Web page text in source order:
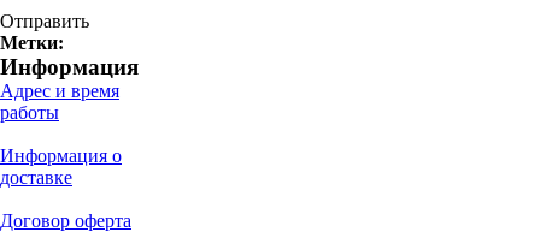
Отправить
Метки:
Информация
Адрес и время
работы
Информация о
доставке
Договор оферта